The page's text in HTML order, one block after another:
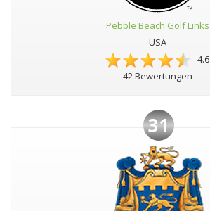
Pebble Beach Golf Links
USA
4.6
42 Bewertungen
31